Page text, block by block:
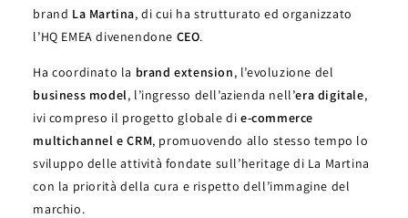
brand La Martina, di cui ha strutturato ed organizzato
l’HQ EMEA divenendone CEO.
Ha coordinato la brand extension, l’evoluzione del
business model, l’ingresso dell’azienda nell’era digitale,
ivi compreso il progetto globale di e-commerce
multichannel e CRM, promuovendo allo stesso tempo lo
sviluppo delle attività fondate sull’heritage di La Martina
con la priorità della cura e rispetto dell’immagine del
marchio.